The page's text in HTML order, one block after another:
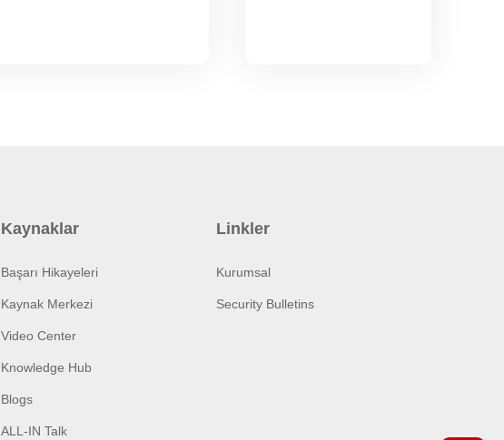
Kaynaklar
Başarı Hikayeleri
Kaynak Merkezi
Video Center
Knowledge Hub
Blogs
ALL-IN Talk
Linkler
Kurumsal
Security Bulletins